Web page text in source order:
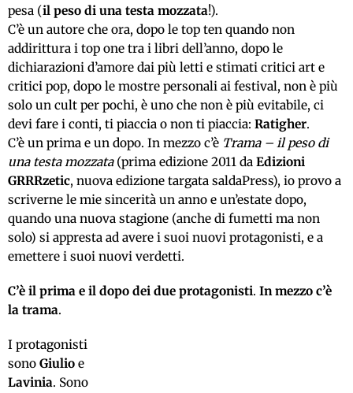
pesa (il peso di una testa mozzata!).
C’è un autore che ora, dopo le top ten quando non
addirittura i top one tra i libri dell’anno, dopo le
dichiarazioni d’amore dai più letti e stimati critici art e
critici pop, dopo le mostre personali ai festival, non è più
solo un cult per pochi, è uno che non è più evitabile, ci
devi fare i conti, ti piaccia o non ti piaccia: Ratigher.
C’è un prima e un dopo. In mezzo c’è Trama – il peso di
una testa mozzata (prima edizione 2011 da Edizioni
GRRRzetic, nuova edizione targata saldaPress), io provo a
scriverne le mie sincerità un anno e un’estate dopo,
quando una nuova stagione (anche di fumetti ma non
solo) si appresta ad avere i suoi nuovi protagonisti, e a
emettere i suoi nuovi verdetti.
C’è il prima e il dopo dei due protagonisti. In mezzo c’è
la trama.
I protagonisti
sono Giulio e
Lavinia. Sono